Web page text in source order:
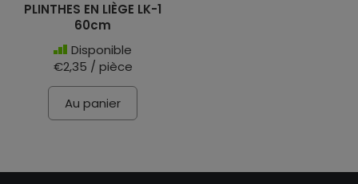
PLINTHES EN LIÈGE LK-1
60cm
Disponible
€2,35 / pièce
Au panier